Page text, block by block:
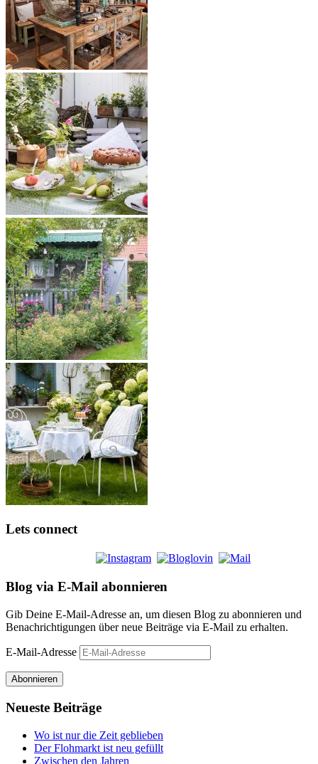
Lets connect
Blog via E-Mail abonnieren
Gib Deine E-Mail-Adresse an, um diesen Blog zu abonnieren und
Benachrichtigungen über neue Beiträge via E-Mail zu erhalten.
E-Mail-Adresse
Abonnieren
Neueste Beiträge
Wo ist nur die Zeit geblieben
Der Flohmarkt ist neu gefüllt
Zwischen den Jahren